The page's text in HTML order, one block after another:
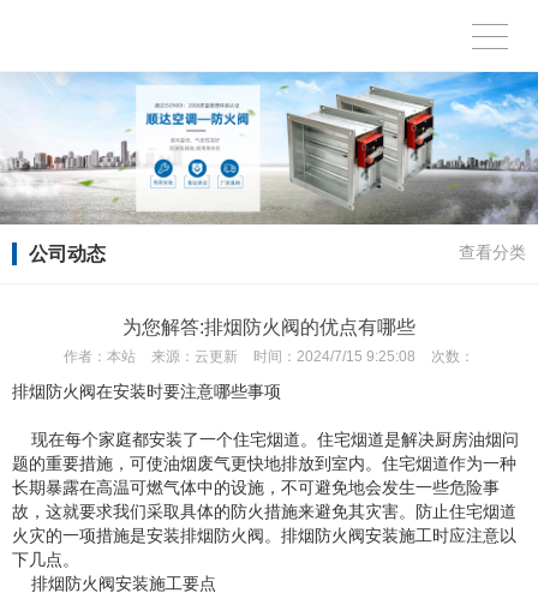
公司动态 查看分类
为您解答:排烟防火阀的优点有哪些
作者： 本站 来源： 云更新 时间： 2024/7/15 9:25:08 次数：
排烟防火阀在安装时要注意哪些事项
现在每个家庭都安装了一个住宅烟道。住宅烟道是解决厨房油烟问
题的重要措施，可使油烟废气更快地排放到室内。住宅烟道作为一种
长期暴露在高温可燃气体中的设施，不可避免地会发生一些危险事
故，这就要求我们采取具体的防火措施来避免其灾害。防止住宅烟道
火灾的一项措施是安装排烟防火阀。排烟防火阀安装施工时应注意以
下几点。
排烟防火阀安装施工要点